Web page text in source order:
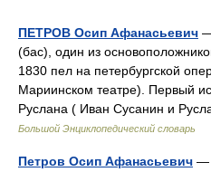
ПЕТРОВ Осип Афанасьевич
(бас), один из
1830 пел на петербургской
Мариинском театре). Первый
Руслана ( Иван Сусанин и
Большой Энциклопедический словарь
Петров Осип Афанасьевич —